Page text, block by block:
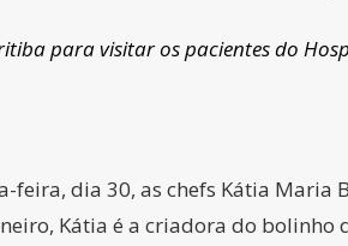
para visitar os pacientes do
feira, dia 30, as chefs Kátia Maria
Kátia é a criadora do